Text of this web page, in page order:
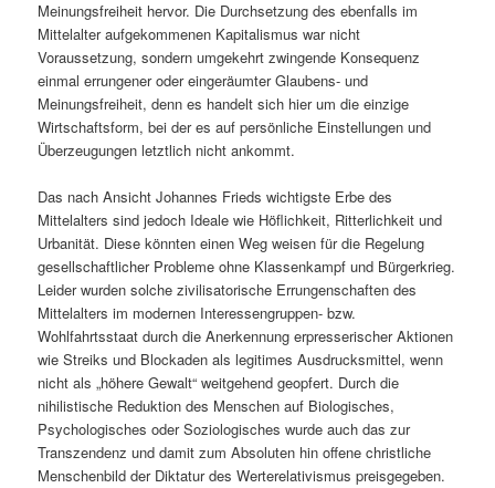
Meinungsfreiheit hervor. Die Durchsetzung des ebenfalls im
Mittelalter aufgekommenen Kapitalismus war nicht
Voraussetzung, sondern umgekehrt zwingende Konsequenz
einmal errungener oder eingeräumter Glaubens- und
Meinungsfreiheit, denn es handelt sich hier um die einzige
Wirtschaftsform, bei der es auf persönliche Einstellungen und
Überzeugungen letztlich nicht ankommt.
Das nach Ansicht Johannes Frieds wichtigste Erbe des
Mittelalters sind jedoch Ideale wie Höflichkeit, Ritterlichkeit und
Urbanität. Diese könnten einen Weg weisen für die Regelung
gesellschaftlicher Probleme ohne Klassenkampf und Bürgerkrieg.
Leider wurden solche zivilisatorische Errungenschaften des
Mittelalters im modernen Interessengruppen- bzw.
Wohlfahrtsstaat durch die Anerkennung erpresserischer Aktionen
wie Streiks und Blockaden als legitimes Ausdrucksmittel, wenn
nicht als „höhere Gewalt“ weitgehend geopfert. Durch die
nihilistische Reduktion des Menschen auf Biologisches,
Psychologisches oder Soziologisches wurde auch das zur
Transzendenz und damit zum Absoluten hin offene christliche
Menschenbild der Diktatur des Werterelativismus preisgegeben.